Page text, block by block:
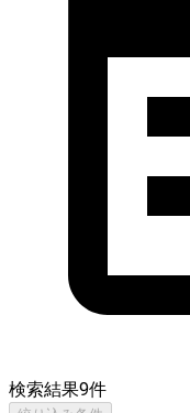
検索結果9件